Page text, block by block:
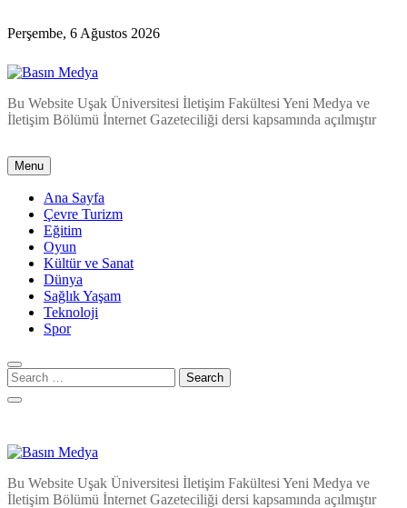
to
Perşembe, 6 Ağustos 2026
Basın Medya
Bu Website Uşak Üniversitesi İletişim Fakültesi Yeni Medya ve
İletişim Bölümü İnternet Gazeteciliği dersi kapsamında açılmıştır
Menu
Ana Sayfa
Çevre Turizm
Eğitim
Oyun
Kültür ve Sanat
Dünya
Sağlık Yaşam
Teknoloji
Spor
Basın Medya
Bu Website Uşak Üniversitesi İletişim Fakültesi Yeni Medya ve
İletişim Bölümü İnternet Gazeteciliği dersi kapsamında açılmıştır